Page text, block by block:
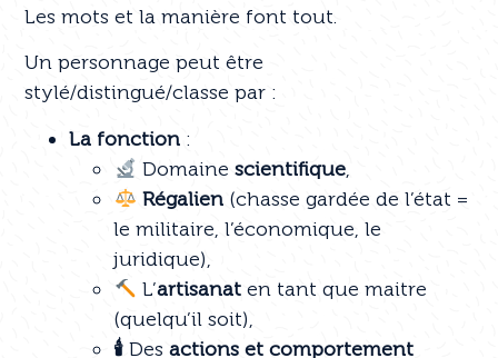
Les mots et la manière font tout.
Un personnage peut être
stylé/distingué/classe par :
La fonction :
Domaine scientifique,
Régalien(chasse gardée de l’état =
le militaire, l’économique, le
juridique),
L’artisanaten tant que maitre
(quelqu’il soit),
🕯 Desactions et comportement